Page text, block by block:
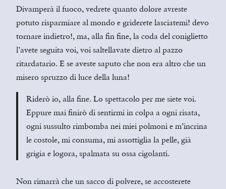
Divamperà il fuoco, vedrete quanto dolore avreste
potuto risparmiare al mondo e griderete lasciatemi! devo
tornare indietro!, ma, alla fin fine, la coda del coniglietto
l’avete seguita voi, voi saltellavate dietro al pazzo
ritardatario. E se aveste saputo che non era altro che un
misero spruzzo di luce della luna!
Riderò io, alla fine. Lo spettacolo per me siete voi.
Eppure mai finirò di sentirmi in colpa a ogni risata,
ogni sussulto rimbomba nei miei polmoni e m’incrina
le costole, mi consuma, mi assottiglia la pelle, già
grigia e logora, spalmata su ossa cigolanti.
Non rimarrà che un sacco di polvere, se accosterete